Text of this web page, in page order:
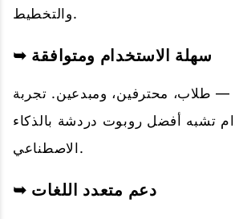
والتخطيط.
➥ سهلة الاستخدام ومتوافقة
طلاب، محترفين، ومبدعين. تجربة
تشبه أفضل روبوت دردشة بالذكاء
الاصطناعي.
➥ دعم متعدد اللغات